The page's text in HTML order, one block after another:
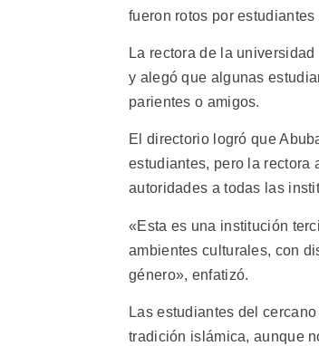
fueron rotos por
La rectora de la
y alegó que algunas
parientes o amigos.
El directorio logró que
estudiantes, pero la rectora
autoridades a todas las
«Esta es una institución
ambientes culturales, con
género», enfatizó.
Las estudiantes del
tradición islámica, aunque